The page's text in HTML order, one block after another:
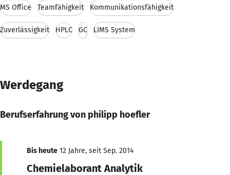
MS Office Teamfähigkeit Kommunikationsfähigkeit
Zuverlässigkeit HPLC GC LIMS System
Werdegang
Berufserfahrung von philipp hoefler
Bis heute 12 Jahre, seit Sep. 2014
Chemielaborant Analytik